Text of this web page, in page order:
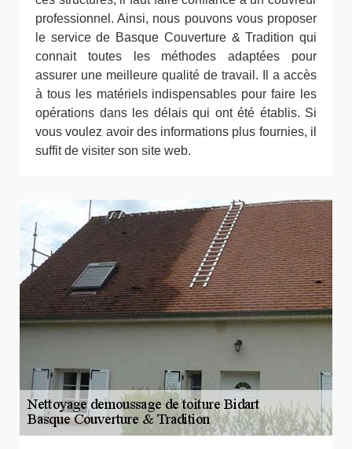
professionnel. Ainsi, nous pouvons vous proposer
le service de Basque Couverture & Tradition qui
connait toutes les méthodes adaptées pour
assurer une meilleure qualité de travail. Il a accès
à tous les matériels indispensables pour faire les
opérations dans les délais qui ont été établis. Si
vous voulez avoir des informations plus fournies, il
suffit de visiter son site web.